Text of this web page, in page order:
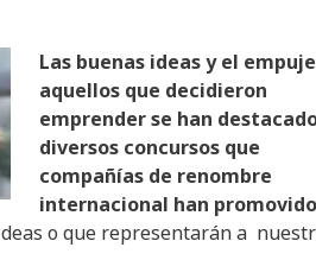
Las buenas ideas y el
aquellos que decidieron
emprender se han
diversos concursos que
compañías de renombre
internacional han
o que representarán a